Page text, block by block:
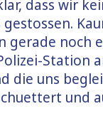
dass wir
noch
Station
die uns
und